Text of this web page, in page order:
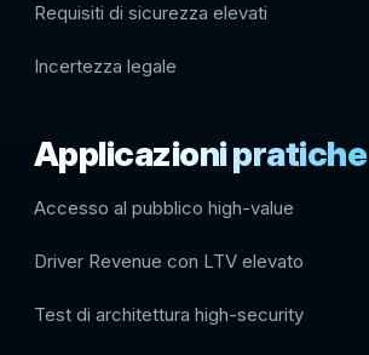
Requisiti di sicurezza elevati
Incertezza legale
Applicazioni pratiche
Accesso al pubblico high-value
Driver Revenue con LTV elevato
Test di architettura high-security